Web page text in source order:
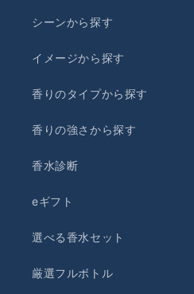
シーンから探す
イメージから探す
香りのタイプから探す
香りの強さから探す
香水診断
eギフト
選べる香水セット
厳選フルボトル